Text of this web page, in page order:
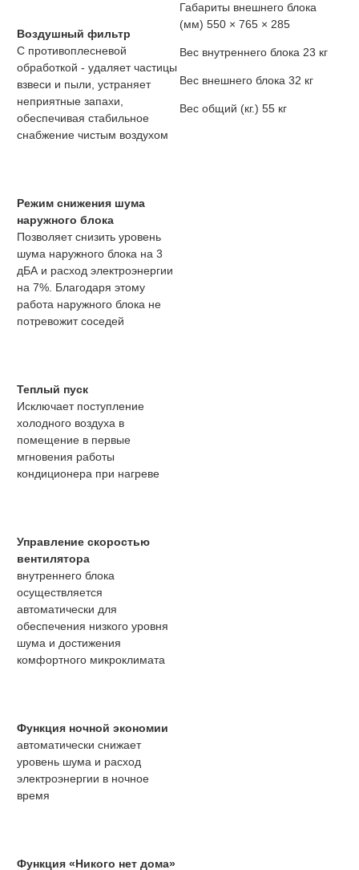
Воздушный фильтр
С противоплесневой
обработкой - удаляет частицы
взвеси и пыли, устраняет
неприятные запахи,
обеспечивая стабильное
снабжение чистым воздухом
Режим снижения шума
наружного блока
Позволяет снизить уровень
шума наружного блока на 3
дБА и расход электроэнергии
на 7%. Благодаря этому
работа наружного блока не
потревожит соседей
Теплый пуск
Исключает поступление
холодного воздуха в
помещение в первые
мгновения работы
кондиционера при нагреве
Управление скоростью
вентилятора
внутреннего блока
осуществляется
автоматически для
обеспечения низкого уровня
шума и достижения
комфортного микроклимата
Функция ночной экономии
автоматически снижает
уровень шума и расход
электроэнергии в ночное
время
Функция «Никого нет дома»
Габариты внешнего блока
(мм) 550 × 765 × 285
Вес внутреннего блока 23 кг
Вес внешнего блока 32 кг
Вес общий (кг.) 55 кг